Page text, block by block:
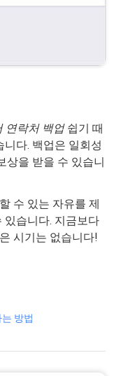
연락처 백업쉽기 때
다. 백업은 일회성
상을 받을 수 있습니
수 있는 자유를 제
있습니다. 지금보다
시기는 없습니다!
방법